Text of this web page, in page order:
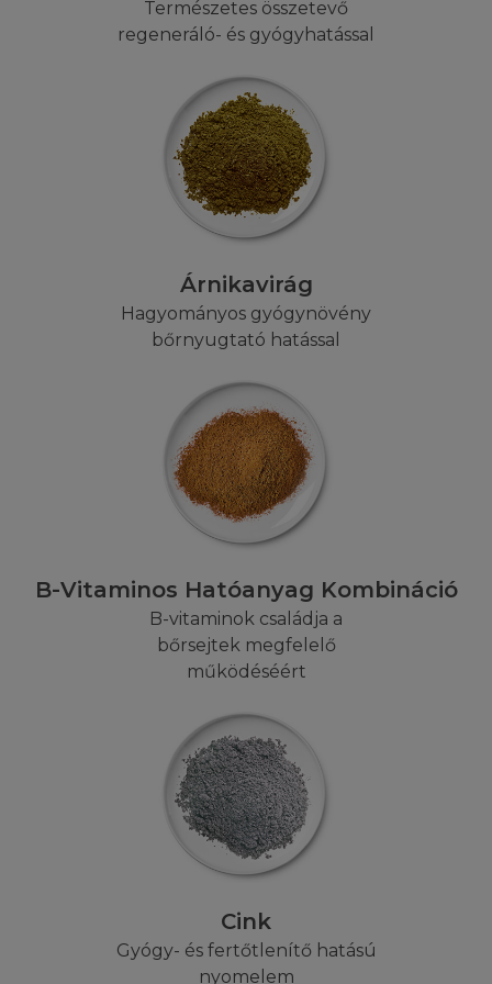
Természetes összetevő
regeneráló- és gyógyhatással
Árnikavirág
Hagyományos gyógynövény
bőrnyugtató hatással
B-Vitaminos Hatóanyag Kombináció
B-vitaminok családja a
bőrsejtek megfelelő
működéséért
Cink
Gyógy- és fertőtlenítő hatású
nyomelem
előzetes írásbeli hozzájárulása nélkül
harmadik személyek a jelen honlap céljától
eltérően semmilyen módon és jogcímen nem
használhatják. A Honlapon megjelenő
védjegyek és logok, valamint az elérhető
információk és egyéb anyagok szerzői jogi
védelem alatt állnak, az ezekhez fűződő
jogok gyakorlása kizárólag a L'Oréalt illetik
meg. A védjegyoltalom jogosultja a L'Oréal.
L'Oréal-t, ha bármilyen engedélyezetlen
használatot vagy hozzáférést észlel a
Honlapon vagy annak tartalmában, bármilyen
foglalt, a felek törvényes jogait megszegi. A
L'Oréal előzetes írásbeli hozzájárulása nélkül
tilos ezen honlaphoz bármilyen kapcsolást
(linket) létrehozni. A jogellenes felhasználás a
szerzői, a polgári illetve a büntető
jogszabályokban foglalt
jogkövetkezményeket vonhat maga után.
LETÖLTÉSI JOGOK
A L'Oréal hozzájárul ahhoz, hogy a
felhasználó az információkat eredeti
formában, kizárólag saját használat céljára
számítógépre letöltse, ott rögzítse, illetve
kinyomtassa. Ez a felhasználási engedély
kizárólag a weboldalak egy eredeti
példányának kezelését, illetve annak
archiválását teszi lehetővé. Nem tarthat fent
semmilyen jogot a Honlapra vagy annak
limitált felhasználói jogokon kívül, amik
egységben vannak a Felhasználói
Feltételekkel. Az e szekcióban felsoroltakon